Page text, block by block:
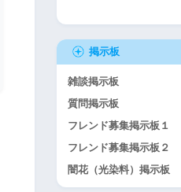
掲示板
雑談掲示板
質問掲示板
フレンド募集掲示板１
フレンド募集掲示板２
闇花（光染料）掲示板